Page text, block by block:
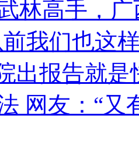
林高手，
我们也这
出报告就
网友：“又